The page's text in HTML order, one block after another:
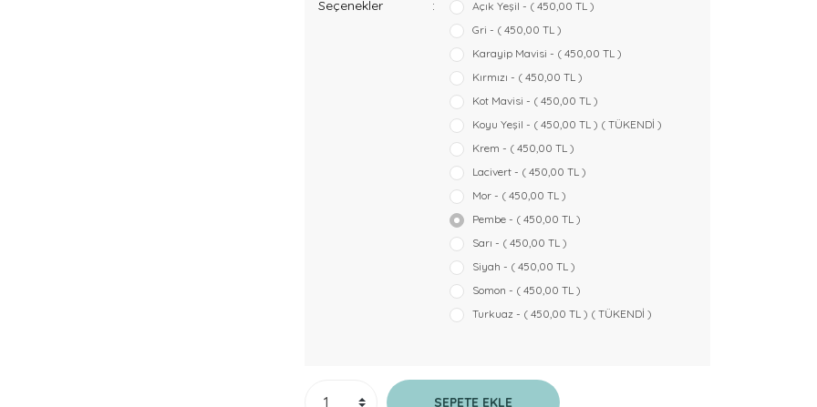
Seçenekler
Açık Yeşil - ( 450,00 TL )
Gri - ( 450,00 TL )
Karayip Mavisi - ( 450,00 TL )
Kırmızı - ( 450,00 TL )
Kot Mavisi - ( 450,00 TL )
Koyu Yeşil - ( 450,00 TL ) ( TÜKENDİ )
Krem - ( 450,00 TL )
Lacivert - ( 450,00 TL )
Mor - ( 450,00 TL )
Pembe - ( 450,00 TL )
Sarı - ( 450,00 TL )
Siyah - ( 450,00 TL )
Somon - ( 450,00 TL )
Turkuaz - ( 450,00 TL ) ( TÜKENDİ )
SEPETE EKLE